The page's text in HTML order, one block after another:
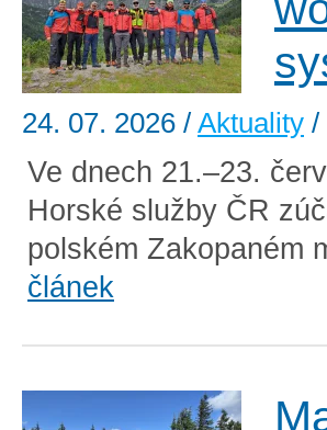
24. 07. 2026 / Aktuality /
Ve dnech 21.–23.
Horské služby ČR
polském Zakopaném
článek